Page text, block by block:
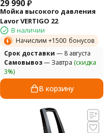
29 990₽
Мойка высокого давления
Lavor VERTIGO 22
В наличии
Начислим +1500 бонусов
Cрок доставки — 8 августа
Самовывоз— Завтра (скидка
3%)
В корзину